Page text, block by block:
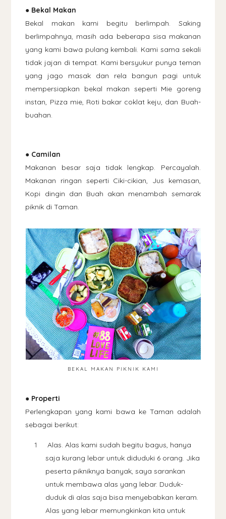
● Bekal Makan
Bekal makan kami begitu berlimpah. Saking
berlimpahnya, masih ada beberapa sisa makanan
yang kami bawa pulang kembali. Kami sama sekali
tidak jajan di tempat. Kami bersyukur punya teman
yang jago masak dan rela bangun pagi untuk
mempersiapkan bekal makan seperti Mie goreng
instan, Pizza mie, Roti bakar coklat keju, dan Buah-
buahan.
● Camilan
Makanan besar saja tidak lengkap. Percayalah.
Makanan ringan seperti Ciki-cikian, Jus kemasan,
Kopi dingin dan Buah akan menambah semarak
piknik di Taman.
BEKAL MAKAN PIKNIK KAMI
● Properti
Perlengkapan yang kami bawa ke Taman adalah
sebagai berikut:
Alas. Alas kami sudah begitu bagus, hanya
saja kurang lebar untuk diduduki 6 orang. Jika
peserta pikniknya banyak, saya sarankan
untuk membawa alas yang lebar. Duduk-
duduk di alas saja bisa menyebabkan keram.
Alas yang lebar memungkinkan kita untuk